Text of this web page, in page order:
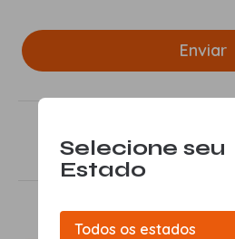
Selecione seu
Estado
Todos os estados
Enviar
Instagram